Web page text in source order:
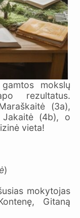
mokslų
rezultatus.
(3a),
Jakaitė (4b), o
vieta!
)
mokytojas
Gitaną